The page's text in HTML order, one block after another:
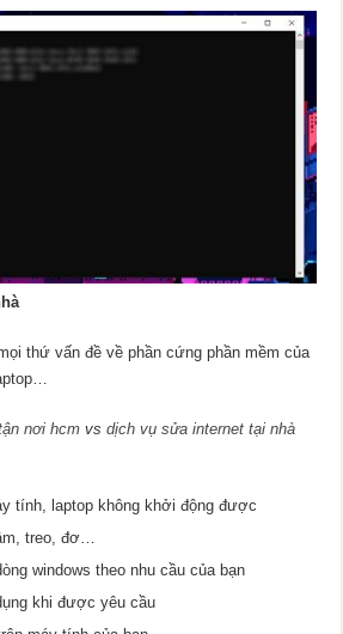
thứ vấn đề về phần cứng phần mềm của
nơi hcm vsdịch vụ sửa internet tại nhà
tính, laptop không khởi động được
treo, đơ…
windows theo nhu cầu của bạn
khi được yêu cầu